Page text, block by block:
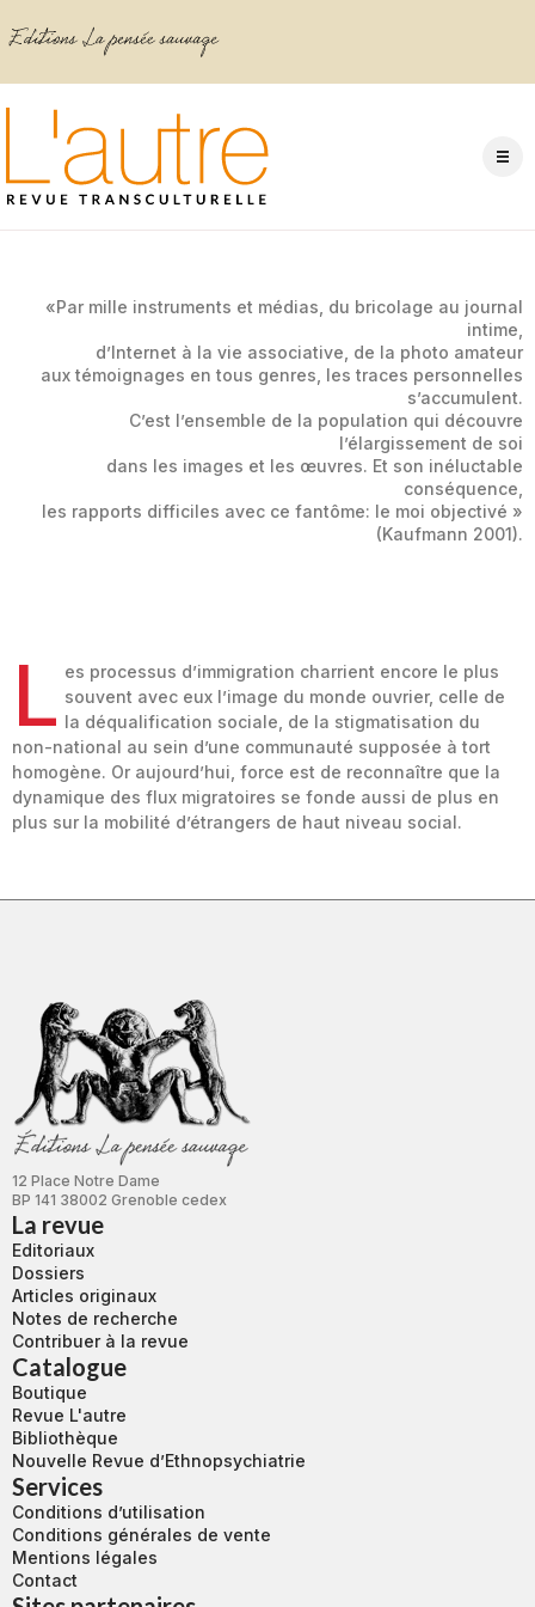
«Par mille instruments et médias, du bricolage au journal
intime,
d’Internet à la vie associative, de la photo amateur
aux témoignages en tous genres, les traces personnelles
s’accumulent.
C’est l’ensemble de la population qui découvre
l’élargissement de soi
dans les images et les œuvres. Et son inéluctable
conséquence,
les rapports difficiles avec ce fantôme: le moi objectivé »
(Kaufmann 2001).
L es processus d’immigration charrient encore le plus
souvent avec eux l’image du monde ouvrier, celle de
la déqualification sociale, de la stigmatisation du
non-national au sein d’une communauté supposée à tort
homogène. Or aujourd’hui, force est de reconnaître que la
dynamique des flux migratoires se fonde aussi de plus en
plus sur la mobilité d’étrangers de haut niveau social.
12 Place Notre Dame
BP 141 38002 Grenoble cedex
La revue
Editoriaux
Dossiers
Articles originaux
Notes de recherche
Contribuer à la revue
Catalogue
Boutique
Revue L'autre
Bibliothèque
Nouvelle Revue d’Ethnopsychiatrie
Services
Conditions d’utilisation
Conditions générales de vente
Mentions légales
Contact